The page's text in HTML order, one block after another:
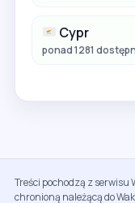
Cypr
ponad 1281
Treści pochodzą z serwisu
chronioną należącą do